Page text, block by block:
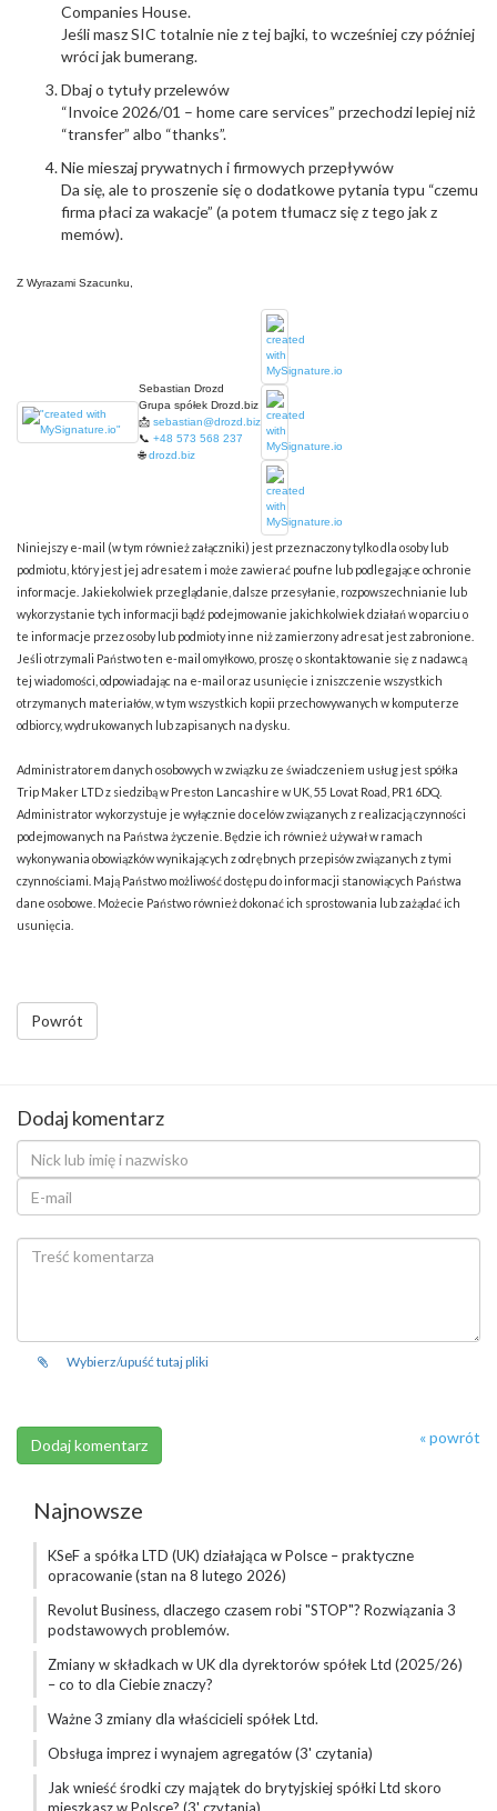
Companies House.
Jeśli masz SIC totalnie nie z tej bajki, to wcześniej czy później
wróci jak bumerang.
Dbaj o tytuły przelewów
“Invoice 2026/01 – home care services” przechodzi lepiej niż
“transfer” albo “thanks”.
Nie mieszaj prywatnych i firmowych przepływów
Da się, ale to proszenie się o dodatkowe pytania typu “czemu
firma płaci za wakacje” (a potem tłumacz się z tego jak z
memów).
Z Wyrazami Szacunku,
Sebastian Drozd
Grupa spółek Drozd.biz
📩 sebastian@drozd.biz
📞 +48 573 568 237
🌐drozd.biz
Niniejszy e-mail (w tym również załączniki) jest przeznaczony tylko dla osoby lub
podmiotu, który jest jej adresatem i może zawierać poufne lub podlegające ochronie
informacje. Jakiekolwiek przeglądanie, dalsze przesyłanie, rozpowszechnianie lub
wykorzystanie tych informacji bądź podejmowanie jakichkolwiek działań w oparciu o
te informacje przez osoby lub podmioty inne niż zamierzony adresat jest zabronione.
Jeśli otrzymali Państwo ten e-mail omyłkowo, proszę o skontaktowanie się z nadawcą
tej wiadomości, odpowiadając na e-mail oraz usunięcie i zniszczenie wszystkich
otrzymanych materiałów, w tym wszystkich kopii przechowywanych w komputerze
odbiorcy, wydrukowanych lub zapisanych na dysku.
Administratorem danych osobowych w związku ze świadczeniem usług jest spółka
Trip Maker LTD z siedzibą w Preston Lancashire w UK, 55 Lovat Road, PR1 6DQ.
Administrator wykorzystuje je wyłącznie do celów związanych z realizacją czynności
podejmowanych na Państwa życzenie. Będzie ich również używał w ramach
wykonywania obowiązków wynikających z odrębnych przepisów związanych z tymi
czynnościami. Mają Państwo możliwość dostępu do informacji stanowiących Państwa
dane osobowe. Możecie Państwo również dokonać ich sprostowania lub zażądać ich
usunięcia.
Powrót
Dodaj komentarz
Wybierz/upuść tutaj pliki
« powrót
Najnowsze
KSeF a spółka LTD (UK) działająca w Polsce – praktyczne
opracowanie (stan na 8 lutego 2026)
Revolut Business, dlaczego czasem robi "STOP"? Rozwiązania 3
podstawowych problemów.
Zmiany w składkach w UK dla dyrektorów spółek Ltd (2025/26)
– co to dla Ciebie znaczy?
Ważne 3 zmiany dla właścicieli spółek Ltd.
Obsługa imprez i wynajem agregatów (3' czytania)
Jak wnieść środki czy majątek do brytyjskiej spółki Ltd skoro